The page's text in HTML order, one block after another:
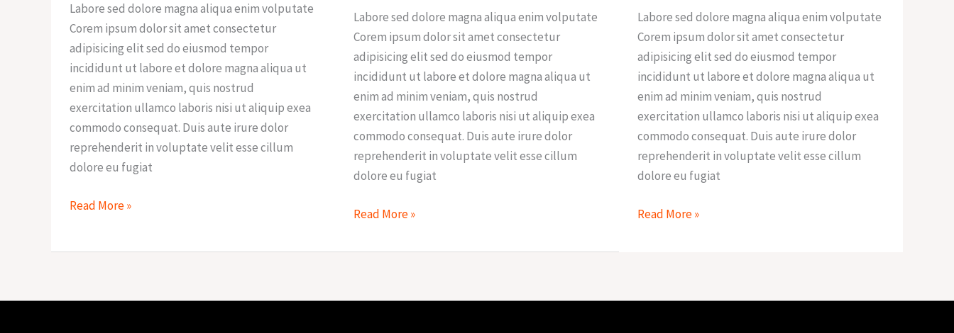
Labore sed dolore magna aliqua enim volputate
Corem ipsum dolor sit amet consectetur
adipisicing elit sed do eiusmod tempor
incididunt ut labore et dolore magna aliqua ut
enim ad minim veniam, quis nostrud
exercitation ullamco laboris nisi ut aliquip exea
commodo consequat. Duis aute irure dolor
reprehenderit in voluptate velit esse cillum
dolore eu fugiat
Read More »
Labore sed dolore magna aliqua enim volputate
Corem ipsum dolor sit amet consectetur
adipisicing elit sed do eiusmod tempor
incididunt ut labore et dolore magna aliqua ut
enim ad minim veniam, quis nostrud
exercitation ullamco laboris nisi ut aliquip exea
commodo consequat. Duis aute irure dolor
reprehenderit in voluptate velit esse cillum
dolore eu fugiat
Read More »
Labore sed dolore magna aliqua enim volputate
Corem ipsum dolor sit amet consectetur
adipisicing elit sed do eiusmod tempor
incididunt ut labore et dolore magna aliqua ut
enim ad minim veniam, quis nostrud
exercitation ullamco laboris nisi ut aliquip exea
commodo consequat. Duis aute irure dolor
reprehenderit in voluptate velit esse cillum
dolore eu fugiat
tempor
incidunt
Read More »